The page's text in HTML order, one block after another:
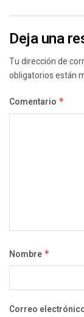
Deja una
Tu dirección de
obligatorios están
Comentario *
Nombre *
Correo